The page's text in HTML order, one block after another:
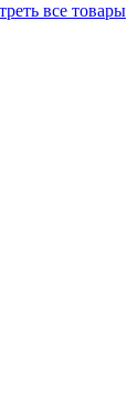
все товары